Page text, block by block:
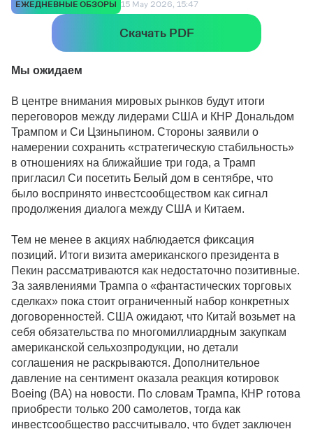
ЕЖЕДНЕВНЫЕ ОБЗОРЫ 15 May 2026, 15:47
Скачать PDF
Мы ожидаем
В центре внимания мировых рынков будут итоги
переговоров между лидерами США и КНР Дональдом
Трампом и Си Цзиньпином. Стороны заявили о
намерении сохранить «стратегическую стабильность»
в отношениях на ближайшие три года, а Трамп
пригласил Си посетить Белый дом в сентябре, что
было воспринято инвестсообществом как сигнал
продолжения диалога между США и Китаем.
Тем не менее в акциях наблюдается фиксация
позиций. Итоги визита американского президента в
Пекин рассматриваются как недостаточно позитивные.
За заявлениями Трампа о «фантастических торговых
сделках» пока стоит ограниченный набор конкретных
договоренностей. США ожидают, что Китай возьмет на
себя обязательства по многомиллиардным закупкам
американской сельхозпродукции, но детали
соглашения не раскрываются. Дополнительное
давление на сентимент оказала реакция котировок
Boeing (BA) на новости. По словам Трампа, КНР готова
приобрести только 200 самолетов, тогда как
инвестсообщество рассчитывало, что будет заключен